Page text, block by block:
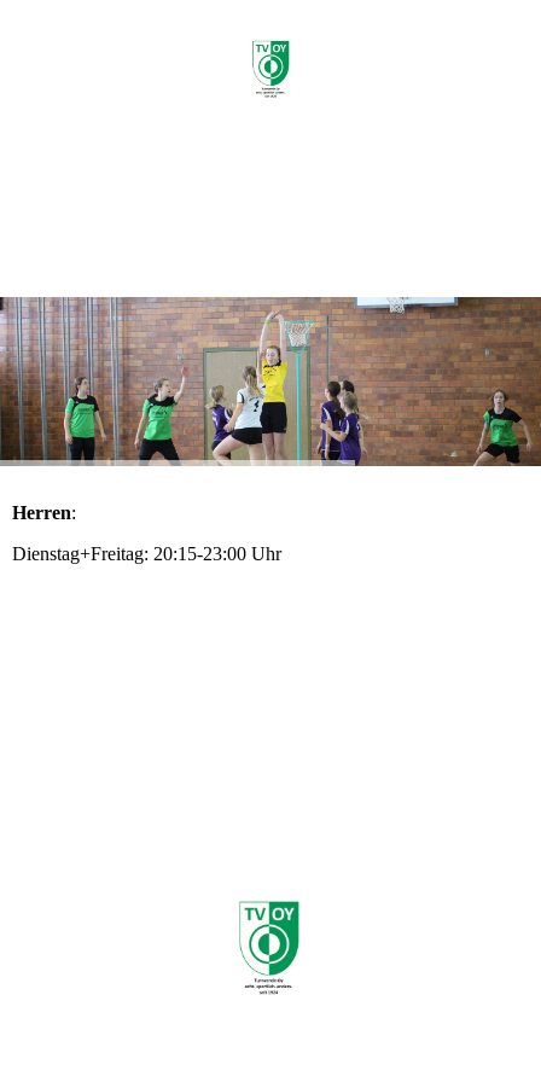
Herren:
Dienstag+Freitag: 20:15-23:00 Uhr